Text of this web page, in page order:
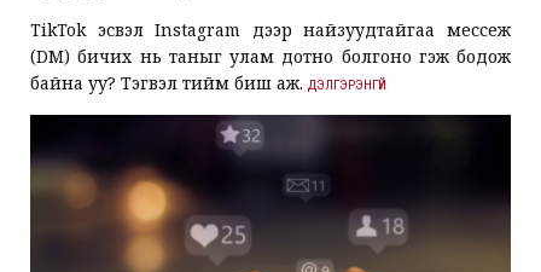
TikTok эсвэл Instagram дээр найзуудтайгаа мессеж
(DM) бичих нь таныг улам дотно болгоно гэж бодож
байна уу? Тэгвэл тийм биш аж. ДЭЛГЭРЭНГҮЙ